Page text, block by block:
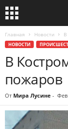
Главная Новости В
НОВОСТИ
В
пожаров
От Мира Лусине - Фев